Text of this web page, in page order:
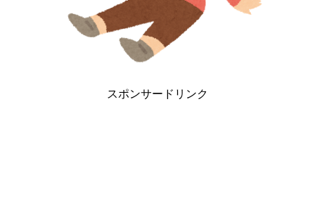
スポンサードリンク